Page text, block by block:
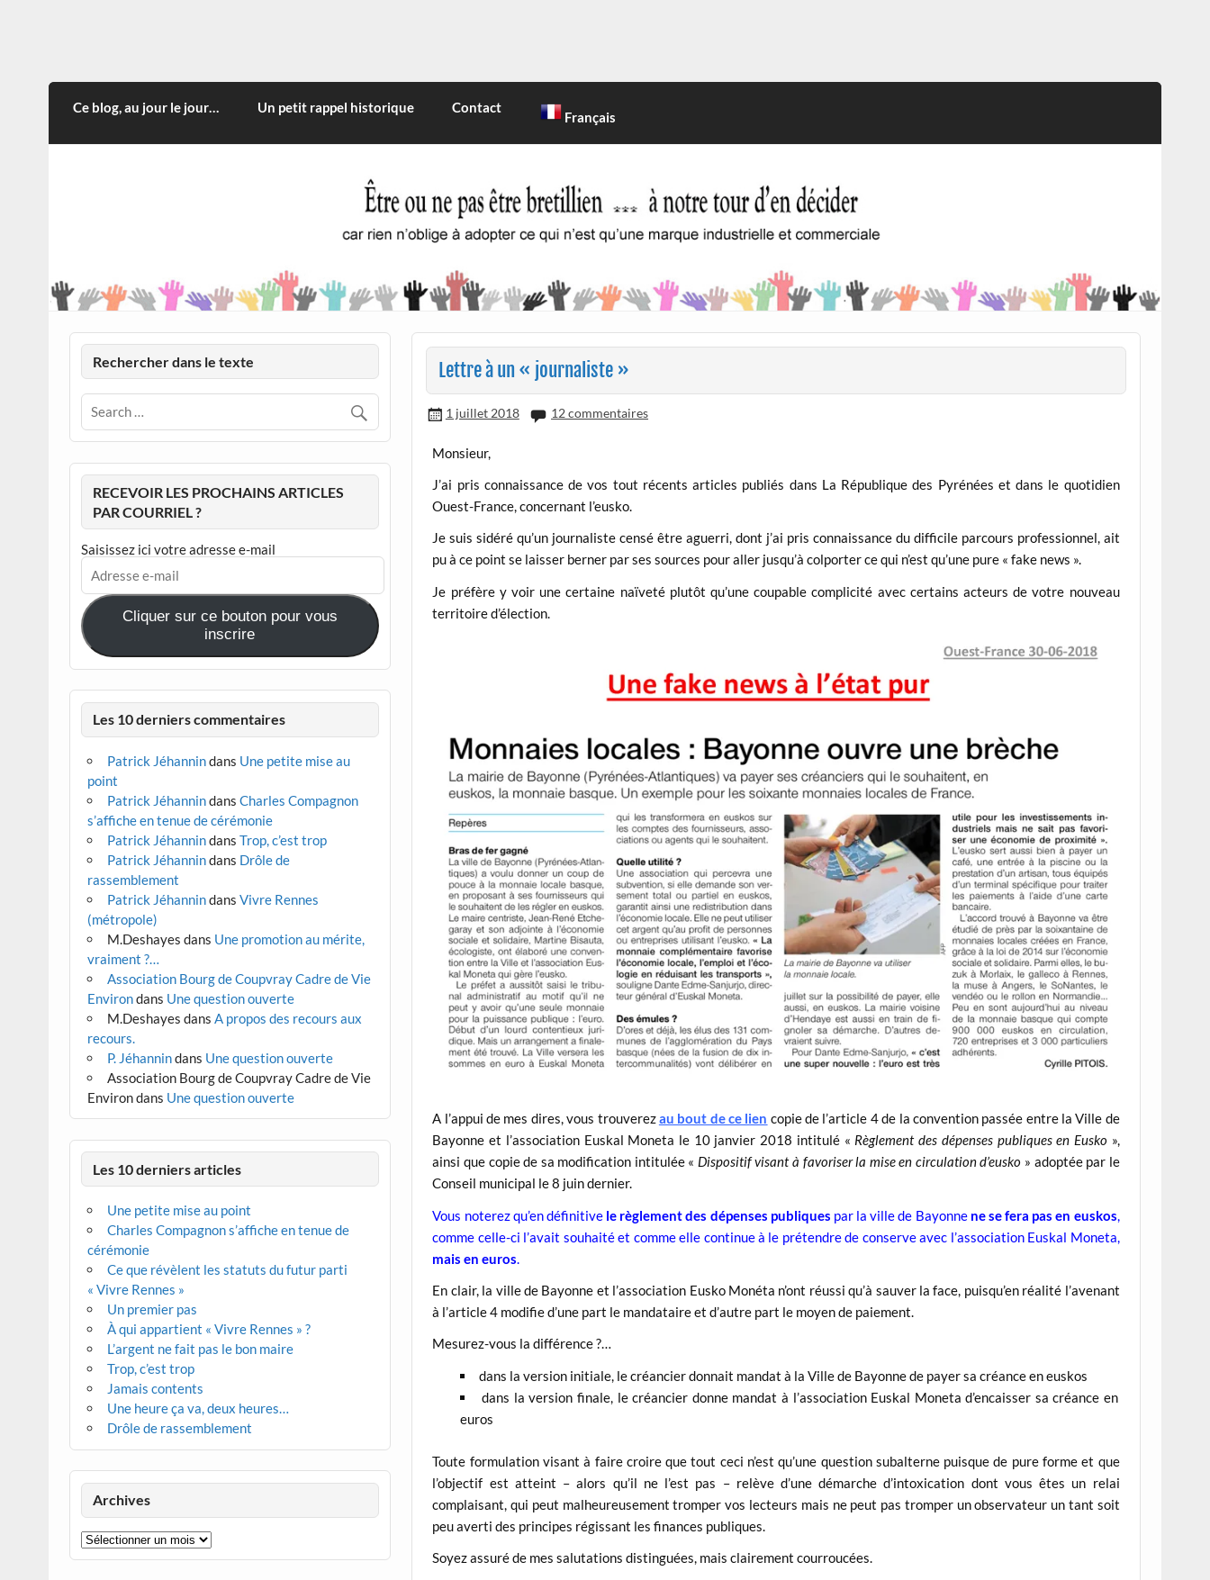
CITOYEN D'ILLE-ET-VILAINE
Ce blog, au jour le jour… Un petit rappel historique Contact
Français
Lettre à un « journaliste »
1 juillet 2018 12 commentaires
Monsieur,
J’ai pris connaissance de vos tout récents articles publiés dans La République des Pyrénées et dans le quotidien
Ouest-France, concernant l’eusko.
Je suis sidéré qu’un journaliste censé être aguerri, dont j’ai pris connaissance du difficile parcours professionnel, ait
pu à ce point se laisser berner par ses sources pour aller jusqu’à colporter ce qui n’est qu’une pure « fake news ».
Je préfère y voir une certaine naïveté plutôt qu’une coupable complicité avec certains acteurs de votre nouveau
territoire d’élection.
A l’appui de mes dires, vous trouverezau bout de ce lien copie de l’article 4 de la convention passée entre la Ville de
Bayonne et l’association Euskal Moneta le 10 janvier 2018 intitulé « Règlement des dépenses publiques en Eusko »,
ainsi que copie de sa modification intitulée « Dispositif visant à favoriser la mise en circulation d’eusko » adoptée par le
Conseil municipal le 8 juin dernier.
Vous noterez qu’en définitive le règlement des dépenses publiques par la ville de Bayonne ne se fera pas en euskos,
comme celle-ci l’avait souhaité et comme elle continue à le prétendre de conserve avec l’association Euskal Moneta,
mais en euros.
En clair, la ville de Bayonne et l’association Eusko Monéta n’ont réussi qu’à sauver la face, puisqu’en réalité l’avenant
à l’article 4 modifie d’une part le mandataire et d’autre part le moyen de paiement.
Mesurez-vous la différence ?…
dans la version initiale, le créancier donnait mandat à la Ville de Bayonne de payer sa créance en euskos
dans la version finale, le créancier donne mandat à l’association Euskal Moneta d’encaisser sa créance en
euros
Toute formulation visant à faire croire que tout ceci n’est qu’une question subalterne puisque de pure forme et que
l’objectif est atteint – alors qu’il ne l’est pas – relève d’une démarche d’intoxication dont vous êtes un relai
complaisant, qui peut malheureusement tromper vos lecteurs mais ne peut pas tromper un observateur un tant soit
peu averti des principes régissant les finances publiques.
Soyez assuré de mes salutations distinguées, mais clairement courroucées.
Rechercher dans le texte
RECEVOIR LES PROCHAINS ARTICLES
PAR COURRIEL ?
Saisissez ici votre adresse e-mail
Adresse
e-
mail
Cliquer sur ce bouton pour vous
inscrire
Les 10 derniers commentaires
Patrick Jéhannindans Une petite mise au
point
Patrick Jéhannindans Charles Compagnon
s’affiche en tenue de cérémonie
Patrick Jéhannindans Trop, c’est trop
Patrick Jéhannindans Drôle de
rassemblement
Patrick Jéhannindans Vivre Rennes
(métropole)
M.Deshayes dans Une promotion au mérite,
vraiment ?…
Association Bourg de Coupvray Cadre de Vie
Environdans Une question ouverte
M.Deshayes dans A propos des recours aux
recours.
P. Jéhannindans Une question ouverte
Association Bourg de Coupvray Cadre de Vie
Environdans Une question ouverte
Les 10 derniers articles
Une petite mise au point
Charles Compagnon s’affiche en tenue de
cérémonie
Ce que révèlent les statuts du futur parti
« Vivre Rennes »
Un premier pas
À qui appartient « Vivre Rennes » ?
L’argent ne fait pas le bon maire
Trop, c’est trop
Jamais contents
Une heure ça va, deux heures…
Drôle de rassemblement
Archives
Archives